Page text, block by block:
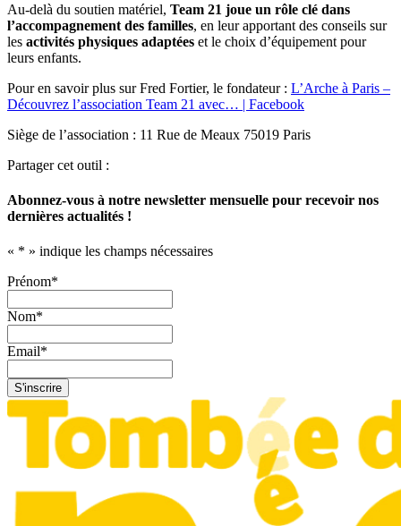
Au-delà du soutien matériel, Team 21 joue un rôle clé dans
l’accompagnement des familles, en leur apportant des conseils sur
les activités physiques adaptées et le choix d’équipement pour
leurs enfants.
Pour en savoir plus sur Fred Fortier, le fondateur : L’Arche à Paris –
Découvrez l’association Team 21 avec… | Facebook
Siège de l’association : 11 Rue de Meaux 75019 Paris
Partager cet outil :
Abonnez-vous à notre newsletter mensuelle pour recevoir nos
dernières actualités !
« * » indique les champs nécessaires
Prénom*
Nom*
Email*
S'inscrire